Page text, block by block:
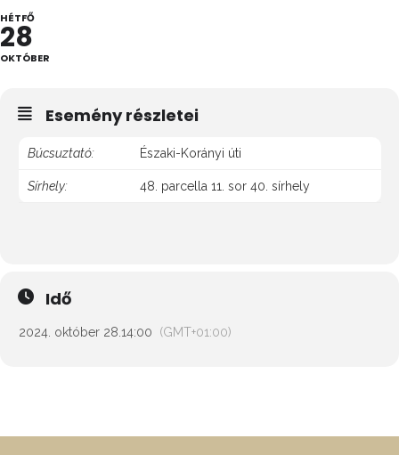
HÉTFŐ
28
OKTÓBER
Esemény részletei
Búcsuztató: Északi-Korányi úti
Sírhely: 48. parcella 11. sor 40. sírhely
Idő
2024. október 28. 14:00 (GMT+01:00)